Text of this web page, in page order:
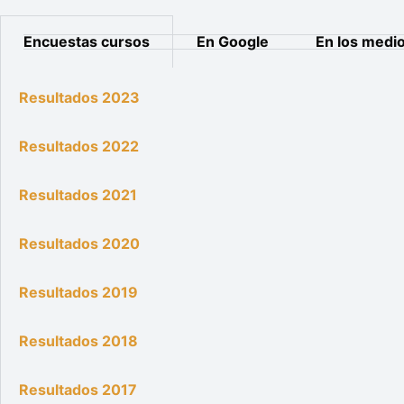
Encuestas cursos En Google En los
Resultados 2023
Resultados 2022
Resultados 2021
Resultados 2020
Resultados 2019
Resultados 2018
Resultados 2017